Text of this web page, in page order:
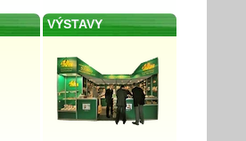
VÝSTAVY